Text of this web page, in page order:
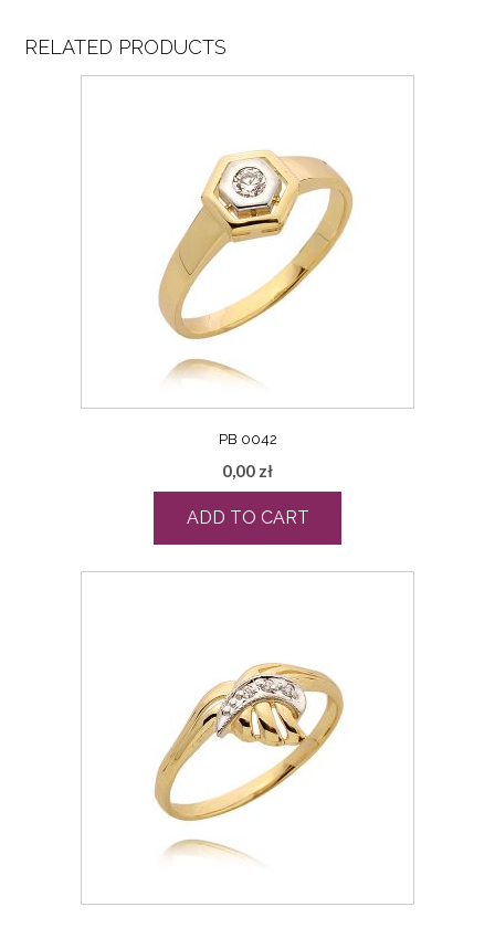
RELATED PRODUCTS
PB 0042
0,00 zł
ADD TO CART